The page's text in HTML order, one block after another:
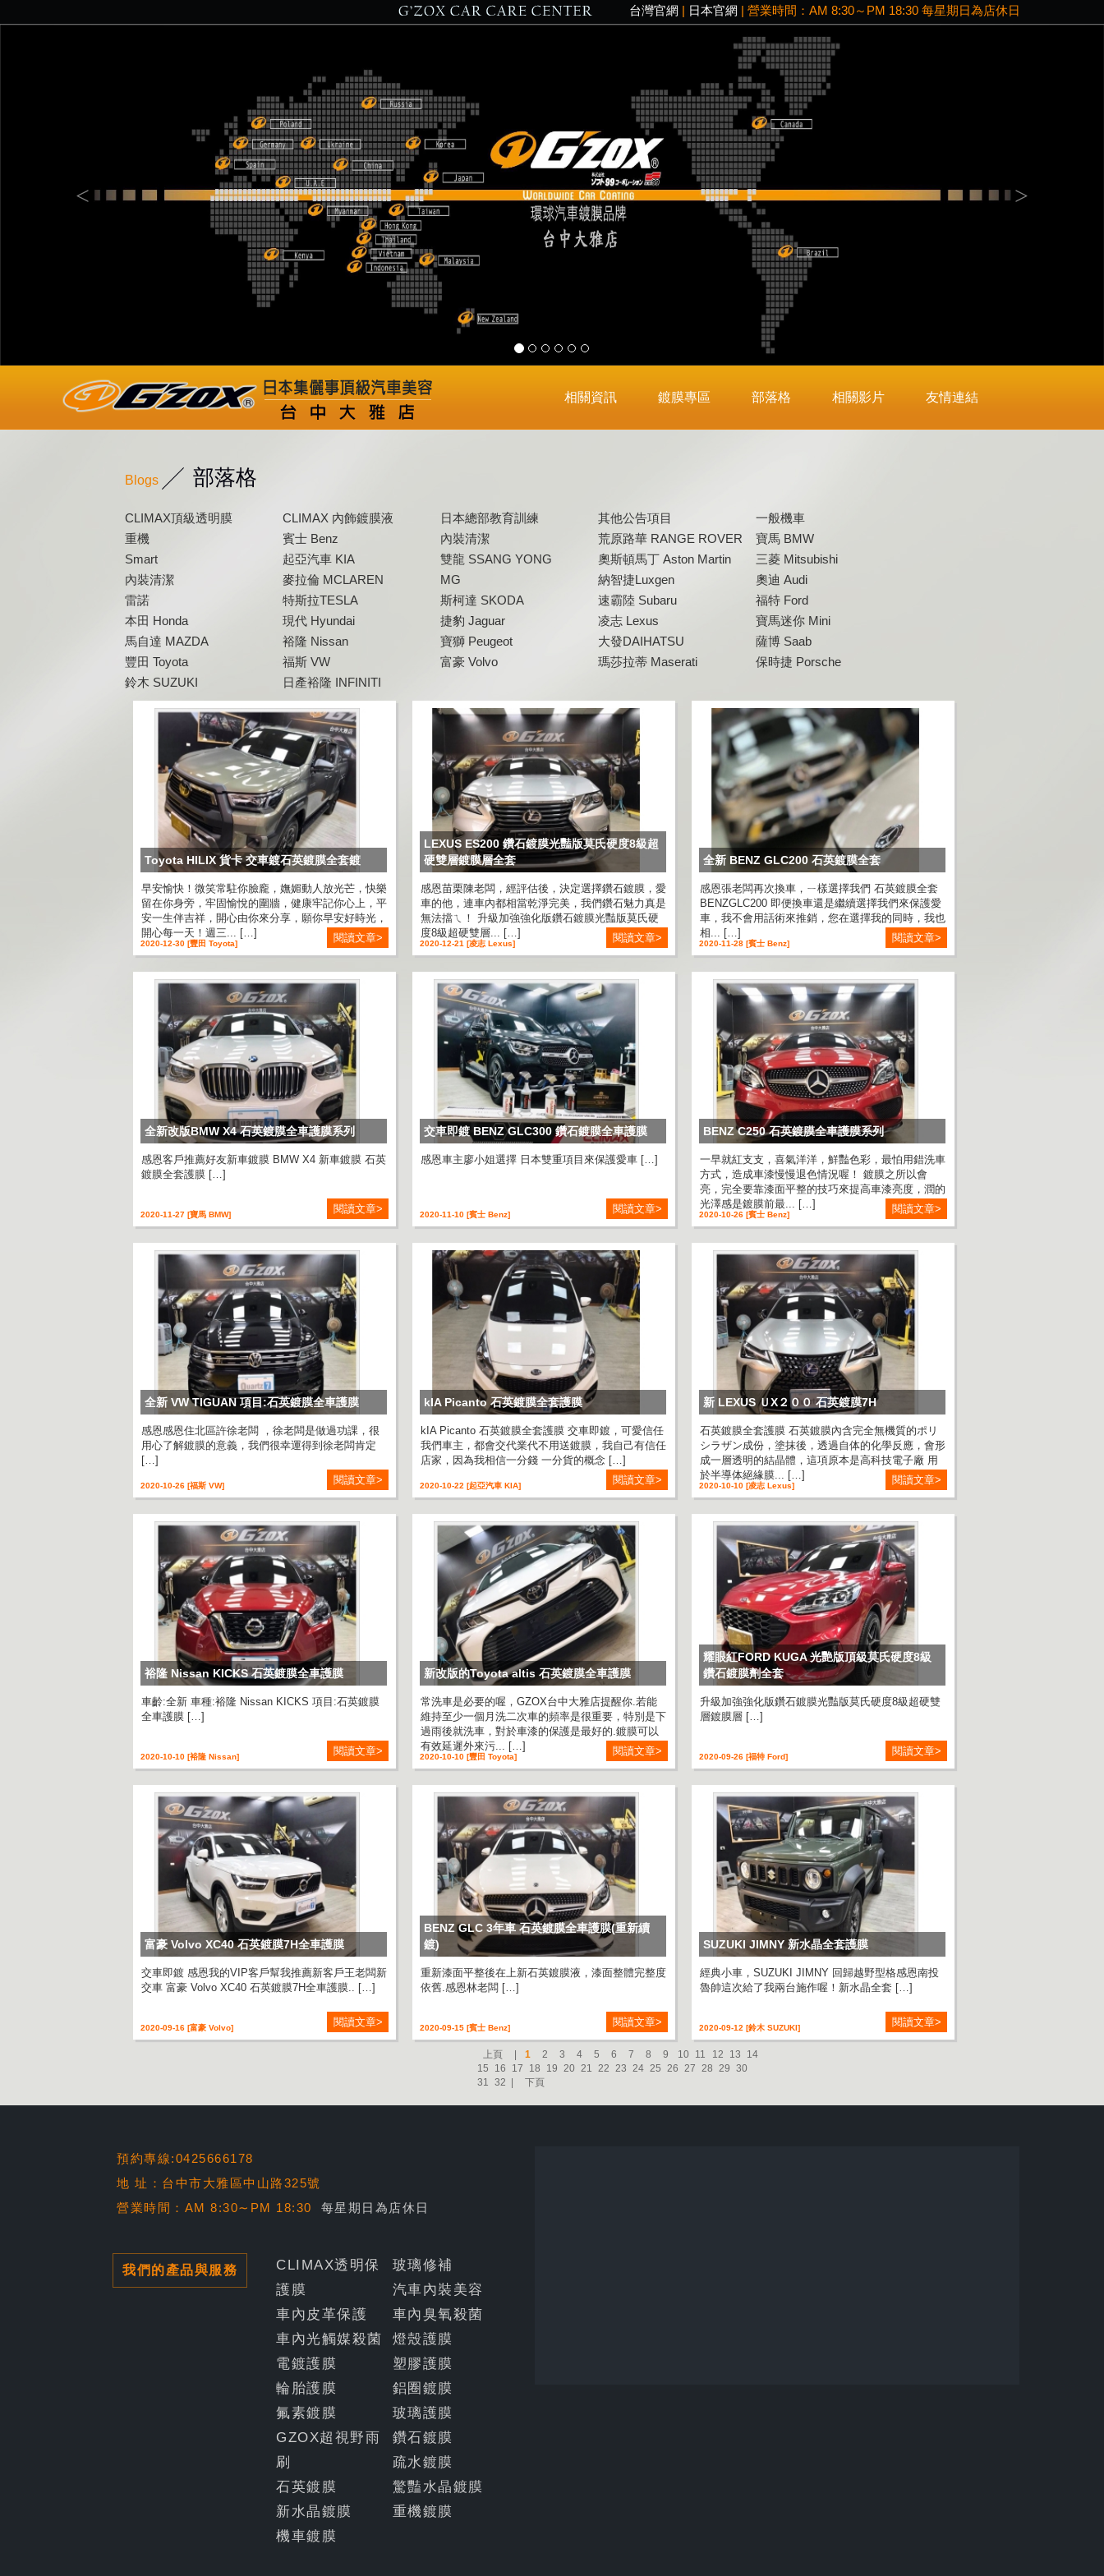
台灣官網 日本官網 | 營業時間：AM 8:30～PM 18:30 每星期日為店休日
相關資訊 鍍膜專區 部落格 相關影片 友情連結
Blogs 部落格
CLIMAX頂級透明膜 CLIMAX 內飾鍍膜液 日本總部教育訓練 其他公告項目
一般機車
重機
賓士 Benz 內裝清潔 荒原路華 RANGE ROVER
寶馬 BMW
Smart
起亞汽車 KIA 雙龍 SSANG YONG 奧斯頓馬丁 Aston Martin
三菱 Mitsubishi
內裝清潔
麥拉倫 MCLAREN MG 納智捷Luxgen
奧迪 Audi
雷諾
特斯拉TESLA 斯柯達 SKODA 速霸陸 Subaru
福特 Ford
本田 Honda
現代 Hyundai 捷豹 Jaguar 凌志 Lexus
寶馬迷你 Mini
馬自達 MAZDA
裕隆 Nissan 寶獅 Peugeot 大發DAIHATSU
薩博 Saab
豐田 Toyota
福斯 VW 富豪 Volvo 瑪莎拉蒂 Maserati
保時捷 Porsche
鈴木 SUZUKI
日產裕隆 INFINITI
Toyota HILIX 貨卡 交車鍍石英鍍膜全套鍍
早安愉快！微笑常駐你臉龐，嫵媚動人放光芒，快樂
留在你身旁，牢固愉悅的圍牆，健康牢記你心上，平
安一生伴吉祥，開心由你來分享，願你早安好時光，
開心每一天！週三... […]
2020-12-30 [豐田 Toyota] 閱讀文章>
LEXUS ES200 鑽石鍍膜光豔版莫氏硬度8級超
硬雙層鍍膜層全套
感恩苗栗陳老闆，經評估後，決定選擇鑽石鍍膜，愛
車的他，連車內都相當乾淨完美，我們鑽石魅力真是
無法擋ㄟ！ 升級加強強化版鑽石鍍膜光豔版莫氏硬
度8級超硬雙層... […]
2020-12-21 [凌志 Lexus] 閱讀文章>
全新 BENZ GLC200 石英鍍膜全套
感恩張老闆再次換車，ㄧ樣選擇我們 石英鍍膜全套
BENZGLC200 即便換車還是繼續選擇我們來保護愛
車，我不會用話術來推銷，您在選擇我的同時，我也
相... […]
2020-11-28 [賓士 Benz] 閱讀文章>
全新改版BMW X4 石英鍍膜全車護膜系列
感恩客戶推薦好友新車鍍膜 BMW X4 新車鍍膜 石英
鍍膜全套護膜 […]
2020-11-27 [寶馬 BMW] 閱讀文章>
交車即鍍 BENZ GLC300 鑽石鍍膜全車護膜
感恩車主廖小姐選擇 日本雙重項目來保護愛車 […]
2020-11-10 [賓士 Benz] 閱讀文章>
BENZ C250 石英鍍膜全車護膜系列
一早就紅支支，喜氣洋洋，鮮豔色彩，最怕用錯洗車
方式，造成車漆慢慢退色情況喔！ 鍍膜之所以會
亮，完全要靠漆面平整的技巧來提高車漆亮度，潤的
光澤感是鍍膜前最... […]
2020-10-26 [賓士 Benz] 閱讀文章>
全新 VW TIGUAN 項目:石英鍍膜全車護膜
感恩感恩住北區許徐老闆 ，徐老闆是做過功課，很
用心了解鍍膜的意義，我們很幸運得到徐老闆肯定
[…]
2020-10-26 [福斯 VW] 閱讀文章>
kIA Picanto 石英鍍膜全套護膜
kIA Picanto 石英鍍膜全套護膜 交車即鍍，可愛信任
我們車主，都會交代業代不用送鍍膜，我自己有信任
店家，因為我相信一分錢 一分貨的概念 […]
2020-10-22 [起亞汽車 KIA] 閱讀文章>
新 LEXUS ＵX２００ 石英鍍膜7H
石英鍍膜全套護膜 石英鍍膜內含完全無機質的ポリ
シラザン成份，塗抹後，透過自体的化學反應，會形
成一層透明的結晶體，這項原本是高科技電子廠 用
於半導体絕緣膜... […]
2020-10-10 [凌志 Lexus] 閱讀文章>
裕隆 Nissan KICKS 石英鍍膜全車護膜
車齡:全新 車種:裕隆 Nissan KICKS 項目:石英鍍膜
全車護膜 […]
2020-10-10 [裕隆 Nissan] 閱讀文章>
新改版的Toyota altis 石英鍍膜全車護膜
常洗車是必要的喔，GZOX台中大雅店提醒你.若能
維持至少一個月洗二次車的頻率是很重要，特別是下
過雨後就洗車，對於車漆的保護是最好的.鍍膜可以
有效延遲外來污... […]
2020-10-10 [豐田 Toyota] 閱讀文章>
耀眼紅FORD KUGA 光艷版頂級莫氏硬度8級
鑽石鍍膜劑全套
升級加強強化版鑽石鍍膜光豔版莫氏硬度8級超硬雙
層鍍膜層 […]
2020-09-26 [福特 Ford] 閱讀文章>
富豪 Volvo XC40 石英鍍膜7H全車護膜
交車即鍍 感恩我的VIP客戶幫我推薦新客戶王老闆新
交車 富豪 Volvo XC40 石英鍍膜7H全車護膜.. […]
2020-09-16 [富豪 Volvo] 閱讀文章>
BENZ GLC 3年車 石英鍍膜全車護膜(重新續
鍍)
重新漆面平整後在上新石英鍍膜液，漆面整體完整度
依舊.感恩林老闆 […]
2020-09-15 [賓士 Benz] 閱讀文章>
SUZUKI JIMNY 新水晶全套護膜
經典小車，SUZUKI JIMNY 回歸越野型格感恩南投
魯帥這次給了我兩台施作喔！新水晶全套 […]
2020-09-12 [鈴木 SUZUKI] 閱讀文章>
上頁 1 2 3 4 5 6 7 8 9 10 11 12 13
14
15
16 17 18 19 20 21 22 23 24 25 26 27 28 29 30
31 32 下頁
預約專線:0425666178
地 址：台中市大雅區中山路325號
營業時間：AM 8:30∼PM 18:30 每星期日為店休日
我們的產品與服務
CLIMAX透明保
護膜
玻璃修補
汽車內裝美容
車內皮革保護
車內臭氧殺菌
車內光觸媒殺菌
燈殼護膜
電鍍護膜
塑膠護膜
輪胎護膜
鋁圈鍍膜
氟素鍍膜
玻璃護膜
GZOX超視野雨
刷
鑽石鍍膜
疏水鍍膜
石英鍍膜
驚豔水晶鍍膜
新水晶鍍膜
重機鍍膜
機車鍍膜